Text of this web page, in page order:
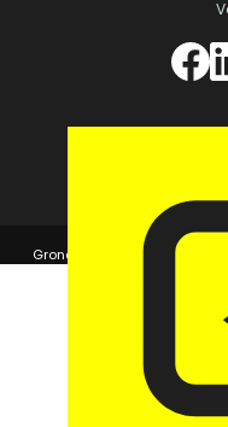
©
Grondposities
365Beheer &